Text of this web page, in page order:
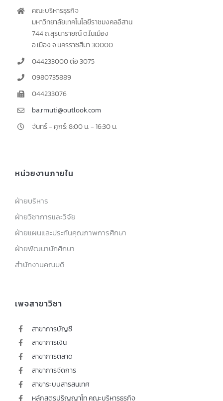
คณะบริหารธุรกิจ
มหาวิทยาลัยเทคโนโลยีราชมงคลอีสาน
744 ถ.สุรนารายณ์ ต.ในเมือง
อ.เมือง จ.นครราชสีมา 30000
044233000 ต่อ 3075
0980735889
044233076
ba.rmuti@outlook.com
จันทร์ - ศุกร์: 8:00 น. - 16:30 น.
หน่วยงานภายใน
ฝ่ายบริหาร
ฝ่ายวิชาการและวิจัย
ฝ่ายแผนและประกันคุณภาพการศึกษา
ฝ่ายพัฒนานักศึกษา
สำนักงานคณบดี
เพจสาขาวิชา
สาขาการบัญชี
สาขาการเงิน
สาขาการตลาด
สาขาการจัดการ
สาขาระบบสารสนเทศ
หลักสูตรปริญญาโท คณะบริหารธุรกิจ